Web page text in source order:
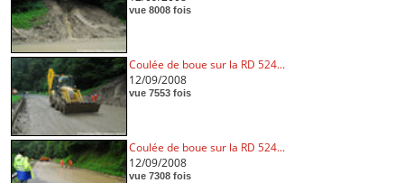
vue 8008 fois
Coulée de boue sur la RD 524...
12/09/2008
vue 7553 fois
Coulée de boue sur la RD 524...
12/09/2008
vue 7308 fois